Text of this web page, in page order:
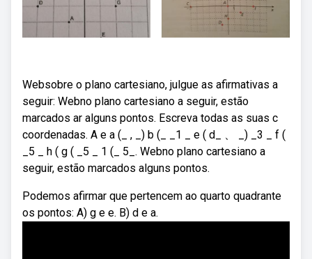
Websobre o plano cartesiano, julgue as afirmativas a
seguir: Webno plano cartesiano a seguir, estão
marcados ar alguns pontos. Escreva todas as suas c
coordenadas. A e a (_ , _) b (_ _1 _ e ( d_ 、 _) _3 _ f (
_5 _ h ( g ( _5 _ 1 (_ 5_. Webno plano cartesiano a
seguir, estão marcados alguns pontos.
Podemos afirmar que pertencem ao quarto quadrante
os pontos: A) g e e. B) d e a.